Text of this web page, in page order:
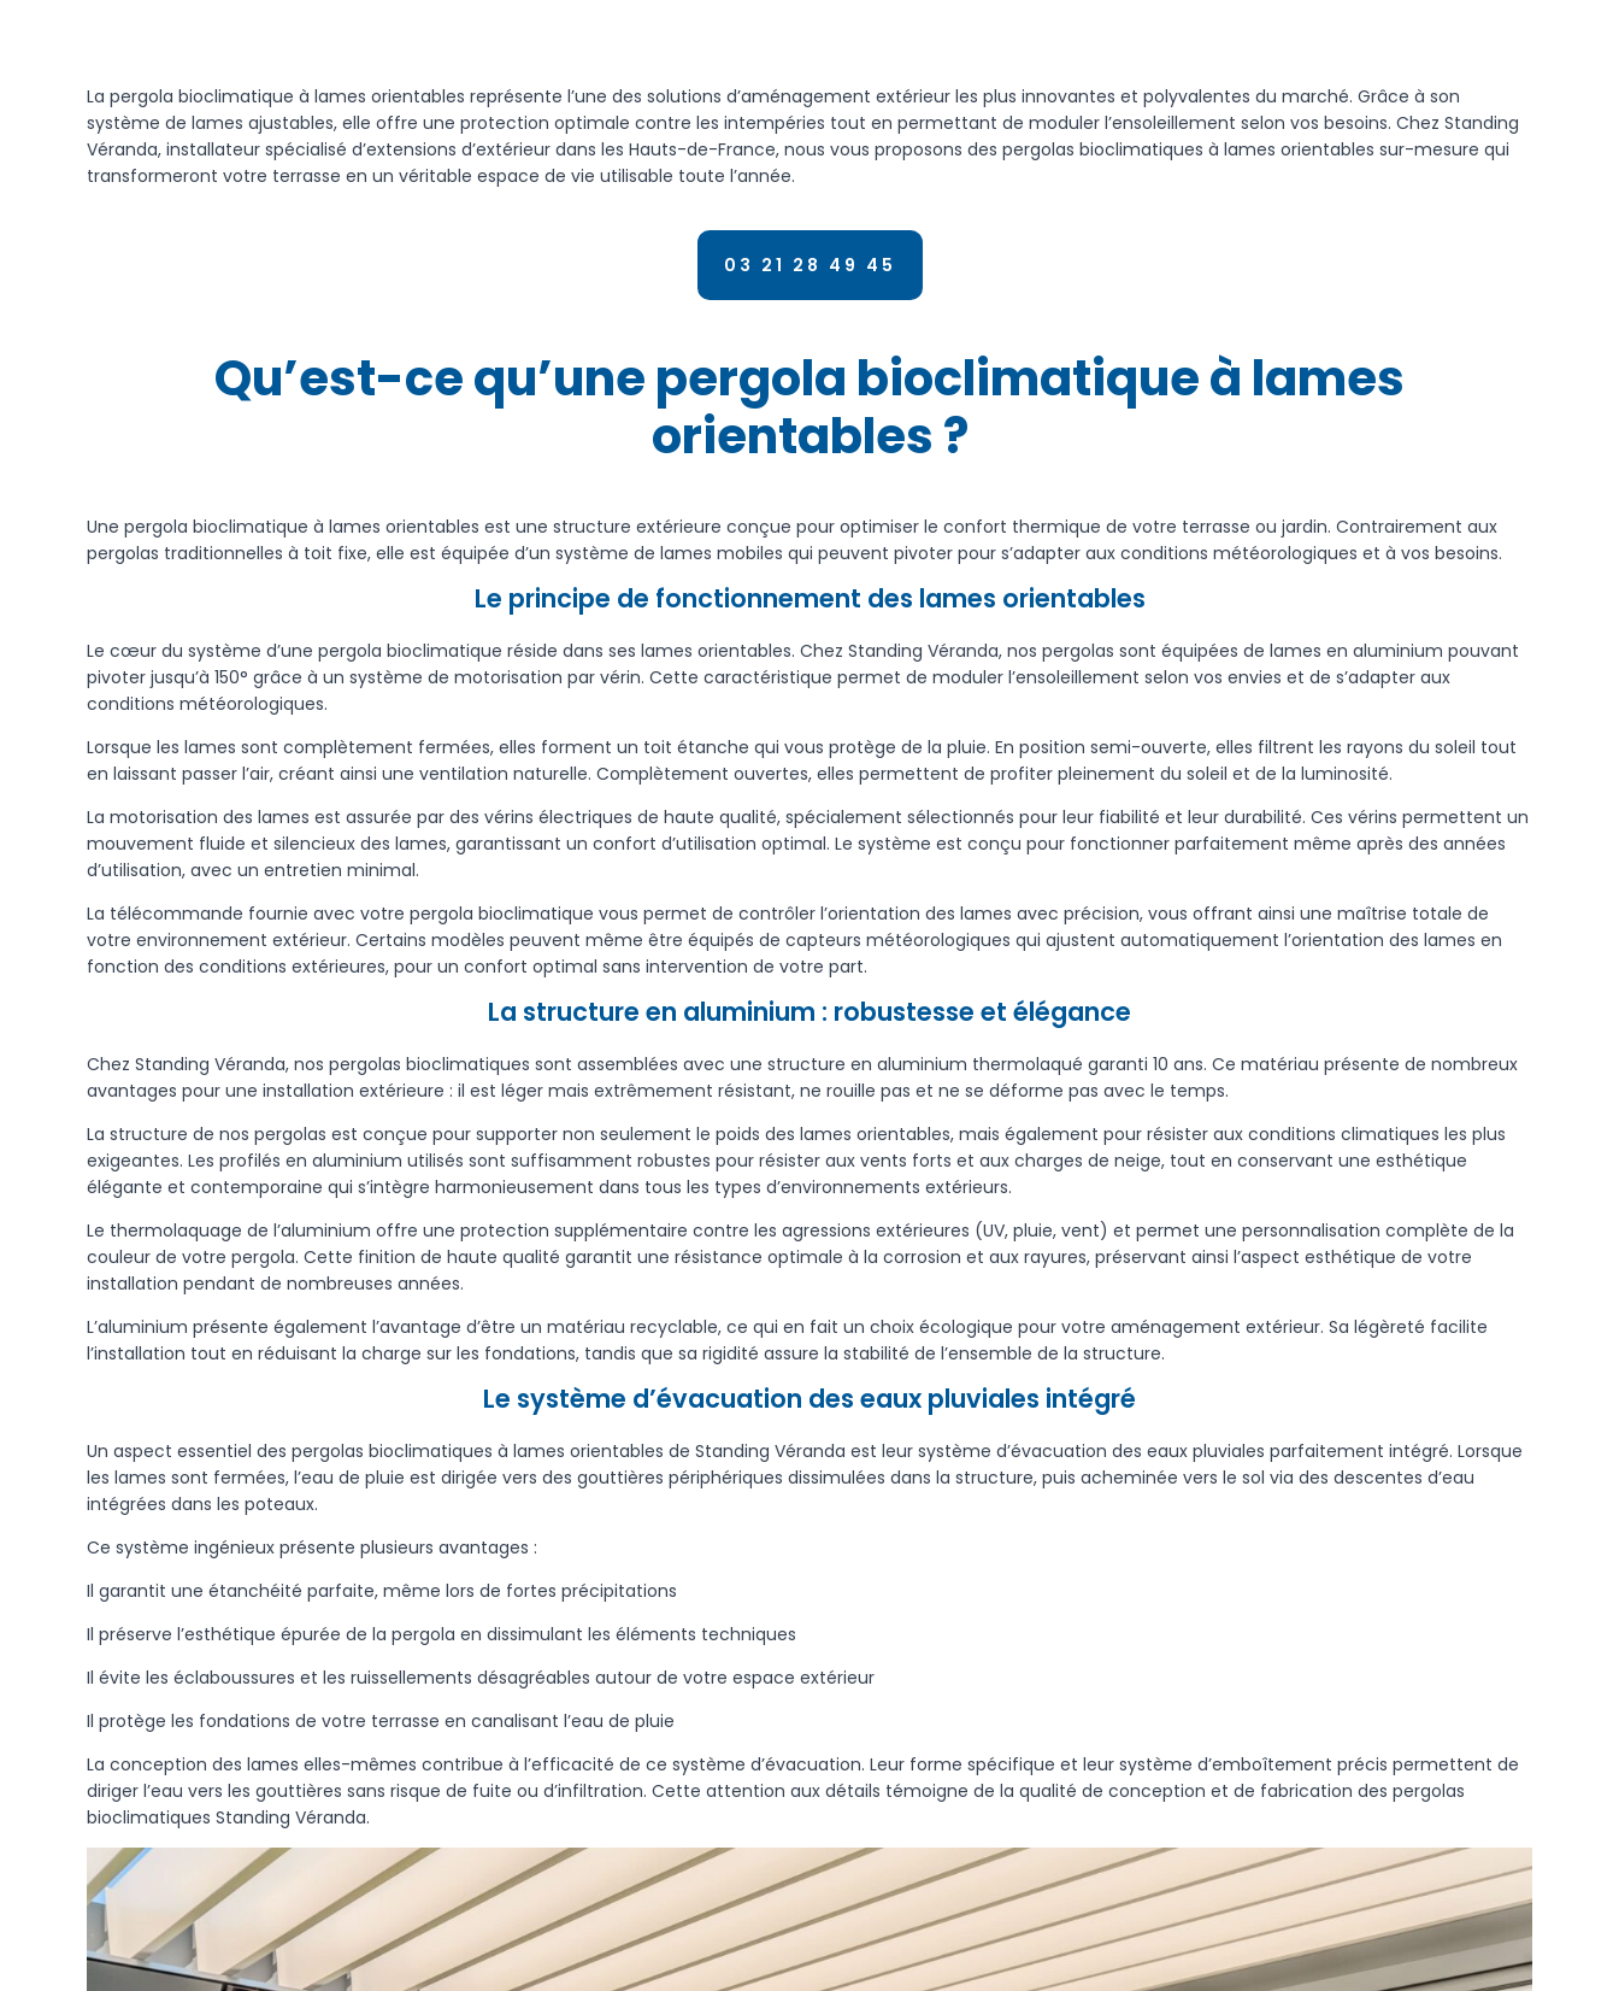
La pergola bioclimatique à lames orientables représente l’une des solutions d’aménagement extérieur les plus innovantes et polyvalentes du marché. Grâce à son
système de lames ajustables, elle offre une protection optimale contre les intempéries tout en permettant de moduler l’ensoleillement selon vos besoins. Chez Standing
Véranda, installateur spécialisé d’extensions d’extérieur dans les Hauts-de-France, nous vous proposons des pergolas bioclimatiques à lames orientables sur-mesure qui
transformeront votre terrasse en un véritable espace de vie utilisable toute l’année.
03 21 28 49 45
Qu’est-ce qu’une pergola bioclimatique à lames
orientables ?
Une pergola bioclimatique à lames orientables est une structure extérieure conçue pour optimiser le confort thermique de votre terrasse ou jardin. Contrairement aux
pergolas traditionnelles à toit fixe, elle est équipée d’un système de lames mobiles qui peuvent pivoter pour s’adapter aux conditions météorologiques et à vos besoins.
Le principe de fonctionnement des lames orientables
Le cœur du système d’une pergola bioclimatique réside dans ses lames orientables. Chez Standing Véranda, nos pergolas sont équipées de lames en aluminium pouvant
pivoter jusqu’à 150° grâce à un système de motorisation par vérin. Cette caractéristique permet de moduler l’ensoleillement selon vos envies et de s’adapter aux
conditions météorologiques.
Lorsque les lames sont complètement fermées, elles forment un toit étanche qui vous protège de la pluie. En position semi-ouverte, elles filtrent les rayons du soleil tout
en laissant passer l’air, créant ainsi une ventilation naturelle. Complètement ouvertes, elles permettent de profiter pleinement du soleil et de la luminosité.
La motorisation des lames est assurée par des vérins électriques de haute qualité, spécialement sélectionnés pour leur fiabilité et leur durabilité. Ces vérins permettent un
mouvement fluide et silencieux des lames, garantissant un confort d’utilisation optimal. Le système est conçu pour fonctionner parfaitement même après des années
d’utilisation, avec un entretien minimal.
La télécommande fournie avec votre pergola bioclimatique vous permet de contrôler l’orientation des lames avec précision, vous offrant ainsi une maîtrise totale de
votre environnement extérieur. Certains modèles peuvent même être équipés de capteurs météorologiques qui ajustent automatiquement l’orientation des lames en
fonction des conditions extérieures, pour un confort optimal sans intervention de votre part.
La structure en aluminium : robustesse et élégance
Chez Standing Véranda, nos pergolas bioclimatiques sont assemblées avec une structure en aluminium thermolaqué garanti 10 ans. Ce matériau présente de nombreux
avantages pour une installation extérieure : il est léger mais extrêmement résistant, ne rouille pas et ne se déforme pas avec le temps.
La structure de nos pergolas est conçue pour supporter non seulement le poids des lames orientables, mais également pour résister aux conditions climatiques les plus
exigeantes. Les profilés en aluminium utilisés sont suffisamment robustes pour résister aux vents forts et aux charges de neige, tout en conservant une esthétique
élégante et contemporaine qui s’intègre harmonieusement dans tous les types d’environnements extérieurs.
Le thermolaquage de l’aluminium offre une protection supplémentaire contre les agressions extérieures (UV, pluie, vent) et permet une personnalisation complète de la
couleur de votre pergola. Cette finition de haute qualité garantit une résistance optimale à la corrosion et aux rayures, préservant ainsi l’aspect esthétique de votre
installation pendant de nombreuses années.
L’aluminium présente également l’avantage d’être un matériau recyclable, ce qui en fait un choix écologique pour votre aménagement extérieur. Sa légèreté facilite
l’installation tout en réduisant la charge sur les fondations, tandis que sa rigidité assure la stabilité de l’ensemble de la structure.
Le système d’évacuation des eaux pluviales intégré
Un aspect essentiel des pergolas bioclimatiques à lames orientables de Standing Véranda est leur système d’évacuation des eaux pluviales parfaitement intégré. Lorsque
les lames sont fermées, l’eau de pluie est dirigée vers des gouttières périphériques dissimulées dans la structure, puis acheminée vers le sol via des descentes d’eau
intégrées dans les poteaux.
Ce système ingénieux présente plusieurs avantages :
Il garantit une étanchéité parfaite, même lors de fortes précipitations
Il préserve l’esthétique épurée de la pergola en dissimulant les éléments techniques
Il évite les éclaboussures et les ruissellements désagréables autour de votre espace extérieur
Il protège les fondations de votre terrasse en canalisant l’eau de pluie
La conception des lames elles-mêmes contribue à l’efficacité de ce système d’évacuation. Leur forme spécifique et leur système d’emboîtement précis permettent de
diriger l’eau vers les gouttières sans risque de fuite ou d’infiltration. Cette attention aux détails témoigne de la qualité de conception et de fabrication des pergolas
bioclimatiques Standing Véranda.